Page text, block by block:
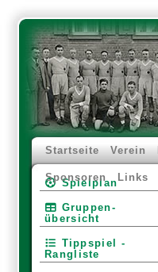
Startseite Verein
Sponsoren Links
Spielplan
Gruppen­
übersicht
Tippspiel -
Rangliste